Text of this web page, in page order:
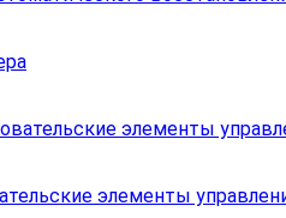
элементы
элементы